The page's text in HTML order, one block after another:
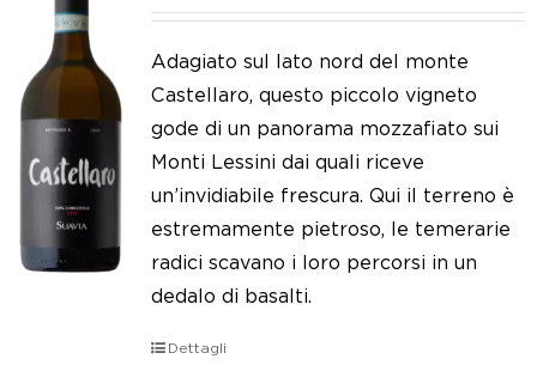
Adagiato sul lato nord del monte
Castellaro, questo piccolo vigneto
gode di un panorama mozzafiato sui
Monti Lessini dai quali riceve
un’invidiabile frescura. Qui il terreno è
estremamente pietroso, le temerarie
radici scavano i loro percorsi in un
dedalo di basalti.
Dettagli